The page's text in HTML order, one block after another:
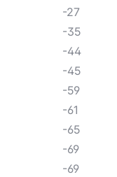
-27
-35
-44
-45
-59
-61
-65
-69
-69